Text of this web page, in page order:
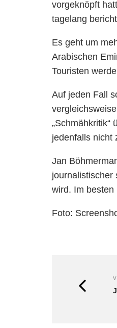
vorgeknöpft
tagelang
Es geht um
Arabischen
Touristen
Auf jeden Fall
„Schmähkritik“
jedenfalls nicht
Jan
journalistischer
wird. Im besten
Foto: